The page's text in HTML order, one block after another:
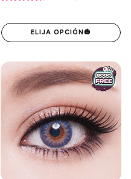
ELIJA OPCIÓN 🎃